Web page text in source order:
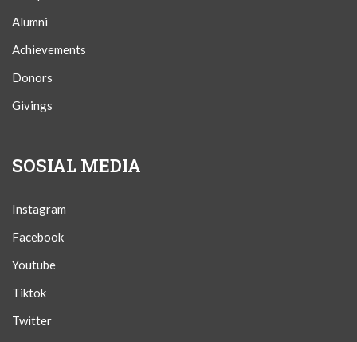
Alumni
Achievements
Donors
Givings
SOSIAL MEDIA
Instagram
Facebook
Youtube
Tiktok
Twitter